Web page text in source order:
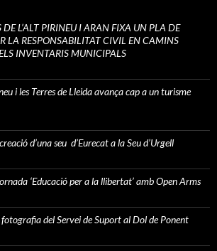
L’ALT PIRINEU I ARAN FIXA UN PLA DE
LA RESPONSABILITAT CIVIL EN CAMINS
INVENTARIS MUNICIPALS
i les Terres de Lleida avança cap a un turisme
d’una seu d’Eurecat a la Seu d’Urgell
‘Educació per a la llibertat’ amb Open Arms
del Servei de Suport al Dol de Ponent